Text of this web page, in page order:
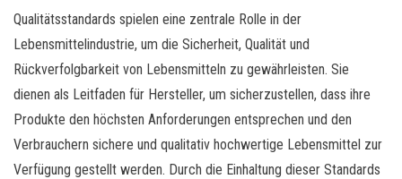
Qualitätsstandards spielen eine zentrale Rolle in der
Lebensmittelindustrie, um die Sicherheit, Qualität und
Rückverfolgbarkeit von Lebensmitteln zu gewährleisten. Sie
dienen als Leitfaden für Hersteller, um sicherzustellen, dass ihre
Produkte den höchsten Anforderungen entsprechen und den
Verbrauchern sichere und qualitativ hochwertige Lebensmittel zur
Verfügung gestellt werden. Durch die Einhaltung dieser Standards